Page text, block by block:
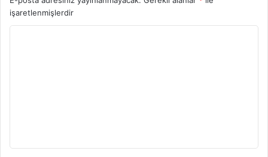
işaretlenmişlerdir